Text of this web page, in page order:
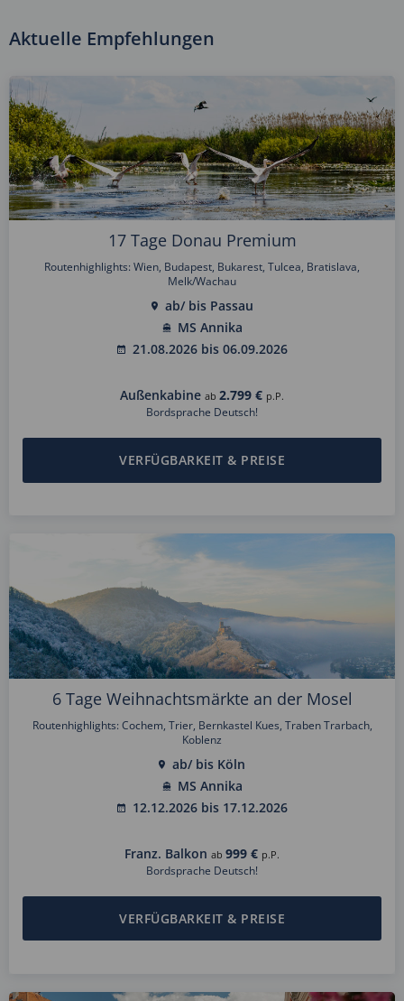
Aktuelle Empfehlungen
17 Tage Donau Premium
Routenhighlights: Wien, Budapest, Bukarest, Tulcea, Bratislava,
Melk/Wachau
ab/ bis Passau
MS Annika
21.08.2026 bis 06.09.2026
Außenkabine ab2.799 € p.P.
Bordsprache Deutsch!
VERFÜGBARKEIT & PREISE
6 Tage Weihnachtsmärkte an der Mosel
Routenhighlights: Cochem, Trier, Bernkastel Kues, Traben Trarbach,
Koblenz
ab/ bis Köln
MS Annika
12.12.2026 bis 17.12.2026
Franz. Balkon ab999 € p.P.
Bordsprache Deutsch!
VERFÜGBARKEIT & PREISE